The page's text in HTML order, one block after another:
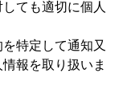
ても適切に個人
特定して通知又
報を取り扱いま